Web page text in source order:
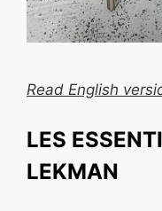
Read English
LES
LEKMAN